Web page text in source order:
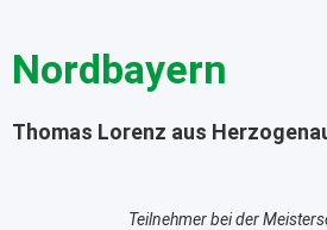
Nordbayern
Thomas Lorenz aus
Teilnehmer bei der